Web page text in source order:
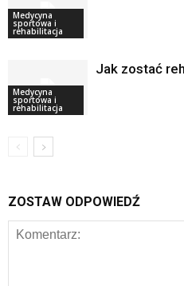
Medycyna
sportowa i
rehabilitacja
Medycyna
sportowa i
rehabilitacja
Jak zostać
ZOSTAW ODPOWIEDŹ